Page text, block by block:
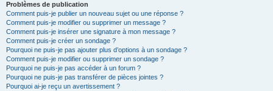
Problèmes de publication
Comment puis-je publier un nouveau sujet ou une réponse ?
Comment puis-je modifier ou supprimer un message ?
Comment puis-je insérer une signature à mon message ?
Comment puis-je créer un sondage ?
Pourquoi ne puis-je pas ajouter plus d’options à un sondage ?
Comment puis-je modifier ou supprimer un sondage ?
Pourquoi ne puis-je pas accéder à un forum ?
Pourquoi ne puis-je pas transférer de pièces jointes ?
Pourquoi ai-je reçu un avertissement ?